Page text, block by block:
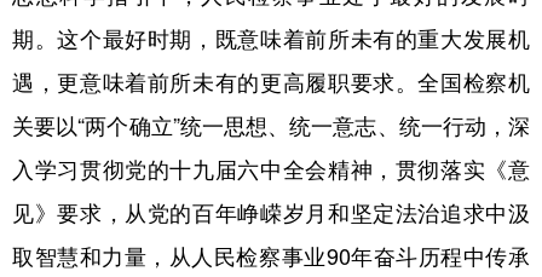
期。这个最好时期，既意味着前所未有的重大发展机
遇，更意味着前所未有的更高履职要求。全国检察机
关要以“两个确立”统一思想、统一意志、统一行动，深
入学习贯彻党的十九届六中全会精神，贯彻落实《意
见》要求，从党的百年峥嵘岁月和坚定法治追求中汲
取智慧和力量，从人民检察事业90年奋斗历程中传承